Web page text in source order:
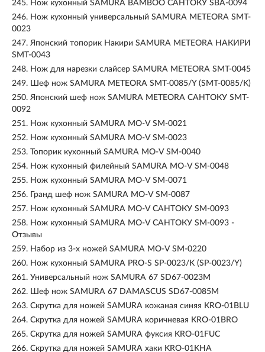
245. Нож кухонный SAMURA BAMBOO САНТОКУ SBA-0094
246. Нож кухонный универсальный SAMURA METEORA SMT-
0023
247. Японский топорик Накири SAMURA METEORA НАКИРИ
SMT-0043
248. Нож для нарезки слайсер SAMURA METEORA SMT-0045
249. Шеф нож SAMURA METEORA SMT-0085/Y (SMT-0085/K)
250. Японский шеф нож SAMURA METEORA САНТОКУ SMT-
0092
251. Нож кухонный SAMURA MO-V SM-0021
252. Нож кухонный SAMURA MO-V SM-0023
253. Топорик кухонный SAMURA MO-V SM-0040
254. Нож кухонный филейный SAMURA MO-V SM-0048
255. Нож кухонный SAMURA MO-V SM-0071
256.
Гранд шеф нож SAMURA MO-V SM-0087
257. Нож кухонный SAMURA MO-V САНТОКУ SM-0093
258. Нож кухонный SAMURA MO-V САНТОКУ SM-0093 -
Отзывы
259. Набор из 3-х ножей SAMURA MO-V SM-0220
260. Нож кухонный SAMURA PRO-S SP-0023/K (SP-0023/Y)
261. Универсальный нож SAMURA 67 SD67-0023M
262. Шеф нож SAMURA 67 DAMASCUS SD67-0085M
263. Скрутка для ножей SAMURA кожаная синяя KRO-01BLU
264. Скрутка для ножей SAMURA коричневая KRO-01BRO
265. Скрутка для ножей SAMURA фуксия KRO-01FUC
266. Скрутка для ножей SAMURA хаки KRO-01KHA